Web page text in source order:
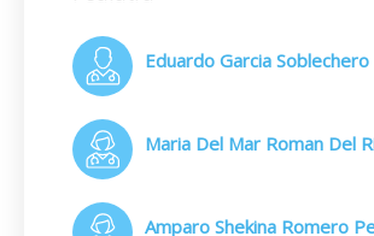
Eduardo Garcia Soblechero
Maria Del Mar Roman Del
Amparo Shekina Romero